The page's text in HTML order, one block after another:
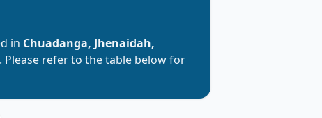
in Chuadanga, Jhenaidah,
Please refer to the table below for